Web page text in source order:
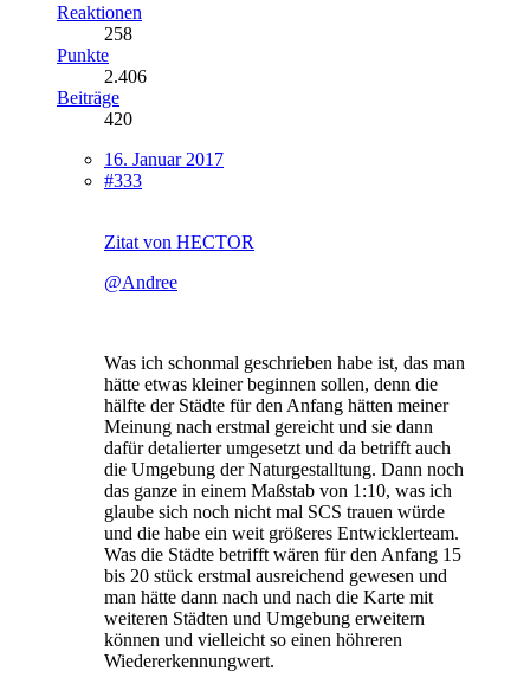
Reaktionen
258
Punkte
2.406
Beiträge
420
16. Januar 2017
#333
Zitat von HECTOR
@Andree
Was ich schonmal geschrieben habe ist, das man
hätte etwas kleiner beginnen sollen, denn die
hälfte der Städte für den Anfang hätten meiner
Meinung nach erstmal gereicht und sie dann
dafür detalierter umgesetzt und da betrifft auch
die Umgebung der Naturgestalltung. Dann noch
das ganze in einem Maßstab von 1:10, was ich
glaube sich noch nicht mal SCS trauen würde
und die habe ein weit größeres Entwicklerteam.
Was die Städte betrifft wären für den Anfang 15
bis 20 stück erstmal ausreichend gewesen und
man hätte dann nach und nach die Karte mit
weiteren Städten und Umgebung erweitern
können und vielleicht so einen höhreren
Wiedererkennungwert.